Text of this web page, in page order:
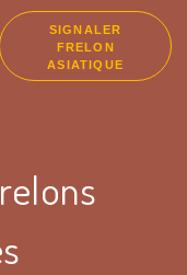
SIGNALER
FRELON
ASIATIQUE